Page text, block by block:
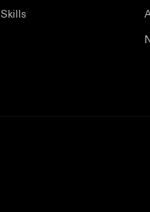
Skills